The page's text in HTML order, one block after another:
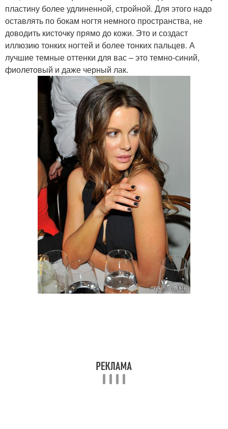
пластину более удлиненной, стройной. Для этого надо
оставлять по бокам ногтя немного пространства, не
доводить кисточку прямо до кожи. Это и создаст
иллюзию тонких ногтей и более тонких пальцев. А
лучшие темные оттенки для вас – это темно-синий,
фиолетовый и даже черный лак.